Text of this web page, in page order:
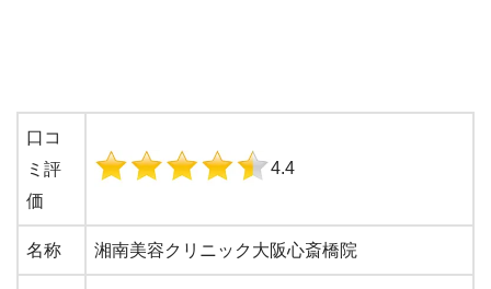
口コ
ミ評
価
4.4
名称 湘南美容クリニック大阪心斎橋院